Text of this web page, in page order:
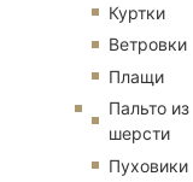
Куртки
Ветровки
Плащи
Пальто из
шерсти
Пуховики